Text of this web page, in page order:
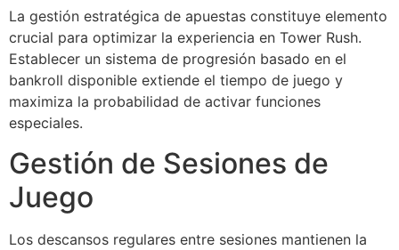
La gestión estratégica de apuestas constituye elemento
crucial para optimizar la experiencia en Tower Rush.
Establecer un sistema de progresión basado en el
bankroll disponible extiende el tiempo de juego y
maximiza la probabilidad de activar funciones
especiales.
Gestión de Sesiones de
Juego
Los descansos regulares entre sesiones mantienen la